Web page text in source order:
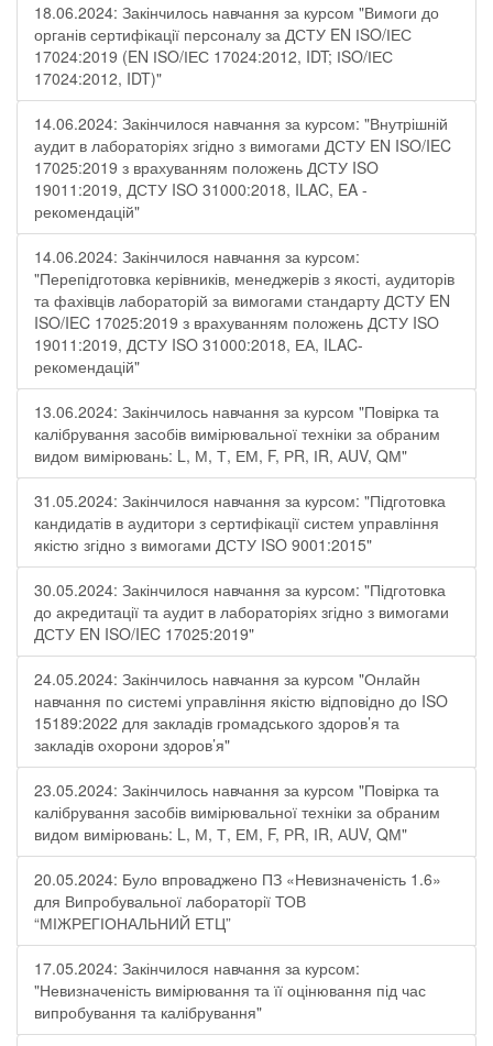
18.06.2024: Закінчилось навчання за курсом "Вимоги до
органів сертифікації персоналу за ДСТУ EN ІSO/ІЕС
17024:2019 (EN ІSO/ІЕС 17024:2012, IDT; ІSO/ІЕС
17024:2012, IDT)"
14.06.2024: Закінчилося навчання за курсом: "Внутрішній
аудит в лабораторіях згідно з вимогами ДСТУ EN ISO/IEC
17025:2019 з врахуванням положень ДСТУ ISO
19011:2019, ДСТУ ISO 31000:2018, ILAC, EA -
рекомендацій"
14.06.2024: Закінчилося навчання за курсом:
"Перепідготовка керівників, менеджерів з якості, аудиторів
та фахівців лабораторій за вимогами стандарту ДСТУ EN
ISO/IEC 17025:2019 з врахуванням положень ДСТУ ISO
19011:2019, ДСТУ ISO 31000:2018, ЕА, ILAC-
рекомендацій"
13.06.2024: Закінчилось навчання за курсом "Повірка та
калібрування засобів вимірювальної техніки за обраним
видом вимірювань: L, М, Т, ЕМ, F, РR, ІR, АUV, QМ"
31.05.2024: Закінчилося навчання за курсом: "Підготовка
кандидатів в аудитори з сертифікації систем управління
якістю згідно з вимогами ДСТУ ISO 9001:2015"
30.05.2024: Закінчилося навчання за курсом: "Підготовка
до акредитації та аудит в лабораторіях згідно з вимогами
ДСТУ EN ISO/IEC 17025:2019"
24.05.2024: Закінчилось навчання за курсом "Онлайн
навчання по системі управління якістю відповідно до ISO
15189:2022 для закладів громадського здоров’я та
закладів охорони здоров’я"
23.05.2024: Закінчилось навчання за курсом "Повірка та
калібрування засобів вимірювальної техніки за обраним
видом вимірювань: L, М, Т, ЕМ, F, РR, ІR, АUV, QМ"
20.05.2024: Було впроваджено ПЗ «Невизначеність 1.6»
для Випробувальної лабораторії ТОВ
“МІЖРЕГІОНАЛЬНИЙ ЕТЦ”
17.05.2024: Закінчилося навчання за курсом:
"Невизначеність вимірювання та її оцінювання під час
випробування та калібрування"